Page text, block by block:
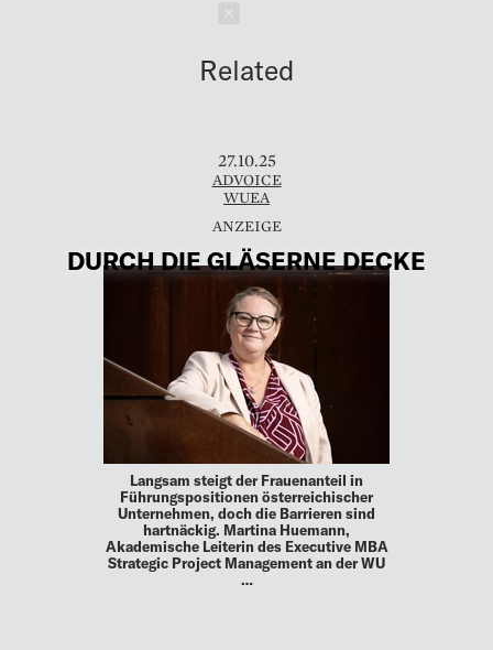
Related
27.10.25
ADVOICE
WUEA
DURCH DIE GLÄSERNE DECKE
Langsam steigt der Frauenanteil in
Führungspositionen österreichischer
Unternehmen, doch die Barrieren sind
hartnäckig. Martina Huemann,
Akademische Leiterin des Executive MBA
Strategic Project Management an der WU
…